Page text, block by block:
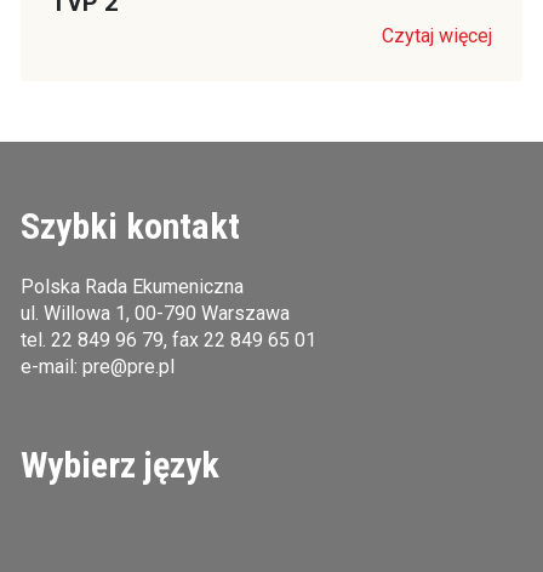
Czytaj więcej
Szybki kontakt
Polska Rada Ekumeniczna
ul. Willowa 1, 00-790 Warszawa
tel. 22 849 96 79, fax 22 849 65 01
e-mail: pre@pre.pl
Wybierz język